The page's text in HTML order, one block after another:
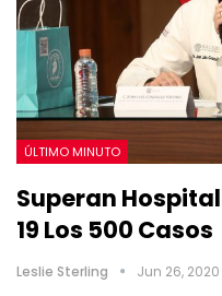
ÚLTIMO MINUTO
Superan
19 Los 500 Casos
Leslie Sterling Jun 26, 2020